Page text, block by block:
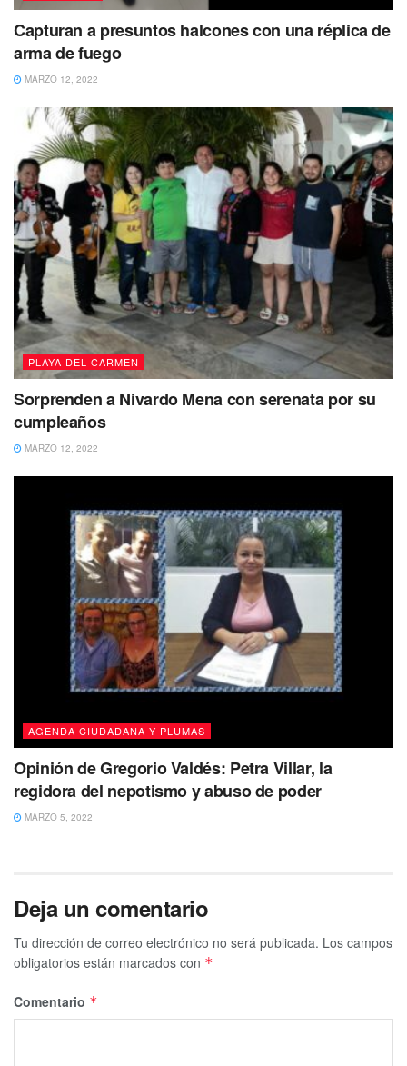
Capturan a presuntos halcones con una réplica de
arma de fuego
MARZO 12, 2022
PLAYA DEL CARMEN
Sorprenden a Nivardo Mena con serenata por su
cumpleaños
MARZO 12, 2022
AGENDA CIUDADANA Y PLUMAS
Opinión de Gregorio Valdés: Petra Villar, la
regidora del nepotismo y abuso de poder
MARZO 5, 2022
Deja un comentario
Tu dirección de correo electrónico no será publicada. Los campos
obligatorios están marcados con *
Comentario *